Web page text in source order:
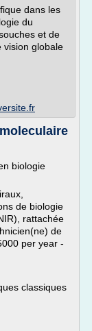
dans les
du
et de
vision globale
biologie
de biologie
rattachée
de
per year -
classiques